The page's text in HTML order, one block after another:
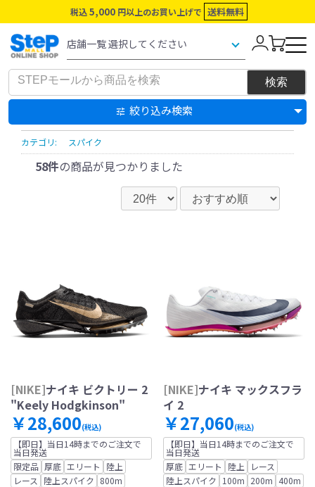
税込 5,000 円以上のお買い上げで 送料無料
絞り込み検索
カテゴリ: スパイク
58件の商品が見つかりました
[NIKE]ナイキ ビクトリー 2
"Keely Hodgkinson"
￥28,600(税込)
【即日】当日14時までのご注文で
当日発送
限定品 厚底 エリート
陸上
レース
陸上スパイク 800m
[NIKE]ナイキ マックスフラ
イ 2
￥27,060(税込)
【即日】当日14時までのご注文で
当日発送
厚底 エリート 陸上
レース
陸上スパイク 100m 200m 400m